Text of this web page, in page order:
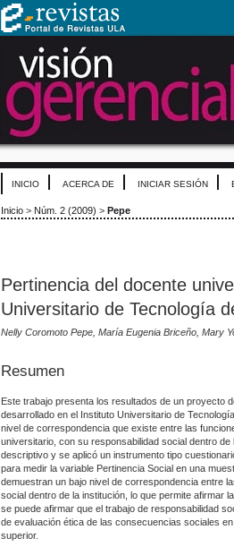
INICIO ACERCA DE INICIAR SESIÓN
Inicio > Núm. 2 (2009) > Pepe
Pertinencia del docente
Universitario de Tecnología
Nelly Coromoto Pepe, María Eugenia Briceño, Mary
Resumen
Este trabajo presenta los resultados de un proyecto
desarrollado en el Instituto Universitario de
nivel de correspondencia que existe entre las
universitario, con su responsabilidad social dentro
descriptivo y se aplicó un instrumento tipo
para medir la variable Pertinencia Social en una
demuestran un bajo nivel de correspondencia entre
social dentro de la institución, lo que permite afirmar
se puede afirmar que el trabajo de responsabilidad
de evaluación ética de las consecuencias sociales
superior.